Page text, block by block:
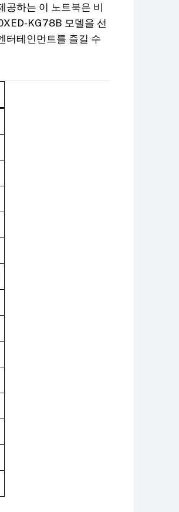
공하는 이 노트북은 비
KG78B 모델을 선
터테인먼트를 즐길 수